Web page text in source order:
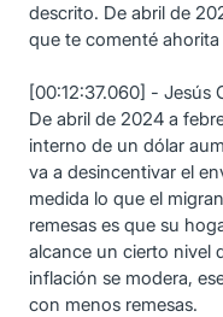
descrito. De abril de
que te comenté
[00:12:37.060] - Jesús
De abril de 2024 a
interno de un dólar
va a desincentivar el
medida lo que el
remesas es que su
alcance un cierto nivel
inflación se modera,
con menos remesas.